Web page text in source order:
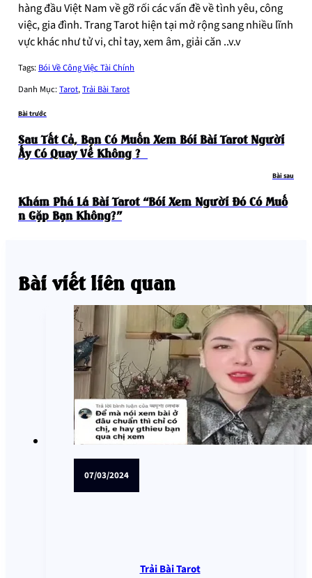
hàng đầu Việt Nam về gỡ rối các vấn đề về tình yêu, công
việc, gia đình. Trang Tarot hiện tại mở rộng sang nhiều lĩnh
vực khác như tử vi, chỉ tay, xem âm, giải căn ..v.v
Tags: Bói Về Công Việc Tài Chính
Danh Mục:Tarot,Trải Bài Tarot
Bài trước
Sau Tất Cả, Bạn Có Muốn Xem Bói Bài Tarot Người
Ấy Có Quay Về Không ?
Bài sau
Khám Phá Lá Bài Tarot “bói Xem Người Đó Có Muố
N Gặp Bạn Không?”
Bài viết liên quan
07/03/2024
Trải Bài Tarot